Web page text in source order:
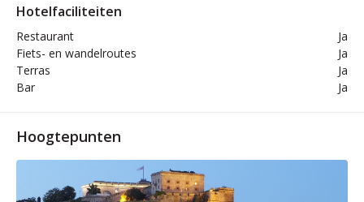
Hotelfaciliteiten
Restaurant
Ja
Fiets- en wandelroutes
Ja
Terras
Ja
Bar
Ja
Hoogtepunten